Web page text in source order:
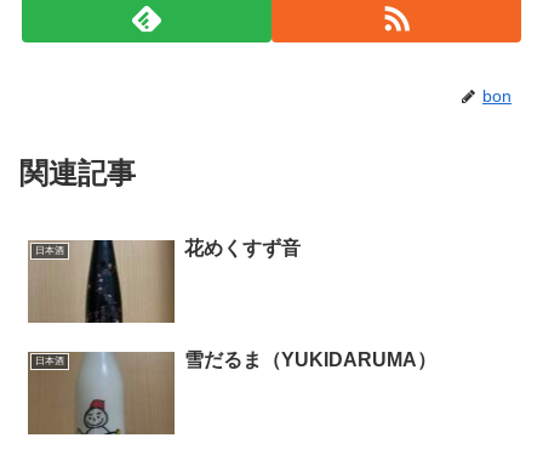
bon
関連記事
日本酒 花めくすず音
日本酒 雪だるま（YUKIDARUMA）